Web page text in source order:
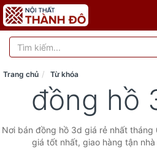
Trang chủ Từ khóa
đồng hồ
Nơi bán đồng hồ 3d giá rẻ nhất
giá tốt nhất, giao hàng tận